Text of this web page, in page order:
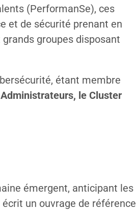
(PerformanSe), ces
et de sécurité prenant en
groupes disposant
étant membre
le Cluster
émergent, anticipant les
un ouvrage de référence